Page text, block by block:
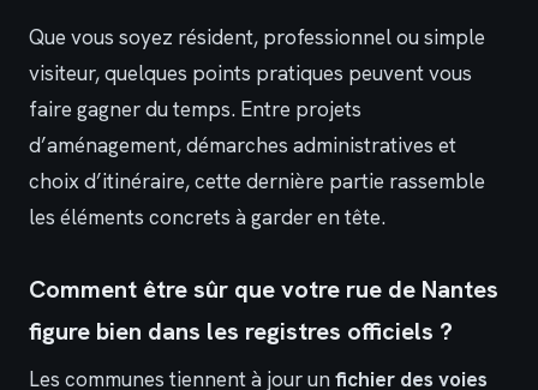
Que vous soyez résident, professionnel ou simple
visiteur, quelques points pratiques peuvent vous
faire gagner du temps. Entre projets
d’aménagement, démarches administratives et
choix d’itinéraire, cette dernière partie rassemble
les éléments concrets à garder en tête.
Comment être sûr que votre rue de Nantes
figure bien dans les registres officiels ?
Les communes tiennent à jour unfichier des voies